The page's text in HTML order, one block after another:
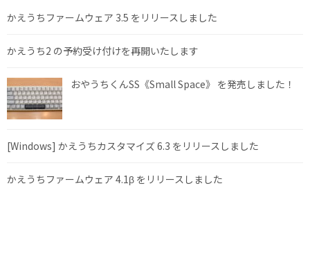
かえうちファームウェア 3.5 をリリースしました
かえうち2 の予約受け付けを再開いたします
おやうちくんSS《Small Space》 を発売しました！
[Windows] かえうちカスタマイズ 6.3 をリリースしました
かえうちファームウェア 4.1β をリリースしました